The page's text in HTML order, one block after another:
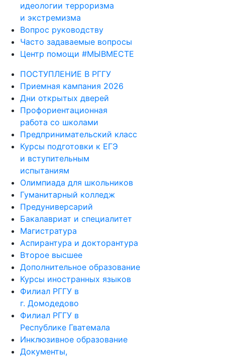
идеологии терроризма
и экстремизма
Вопрос руководству
Часто задаваемые вопросы
Центр помощи #МЫВМЕСТЕ
ПОСТУПЛЕНИЕ В РГГУ
Приемная кампания 2026
Дни открытых дверей
Профориентационная
работа со школами
Предпринимательский класс
Курсы подготовки к ЕГЭ
и вступительным
испытаниям
Олимпиада для школьников
Гуманитарный колледж
Предуниверсарий
Бакалавриат и специалитет
Магистратура
Аспирантура и докторантура
Второе высшее
Дополнительное образование
Курсы иностранных языков
Филиал РГГУ в
г. Домодедово
Филиал РГГУ в
Республике Гватемала
Инклюзивное образование
Документы,